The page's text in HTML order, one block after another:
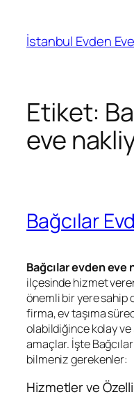
İstanbul Evden Eve
Etiket:
eve
Bağcılar
Bağcılar evden eve
ilçesinde hizmet
önemli bir yere sahip
firma, ev taşıma
olabildiğince kolay
amaçlar. İşte
bilmeniz gerekenler:
Hizmetler ve